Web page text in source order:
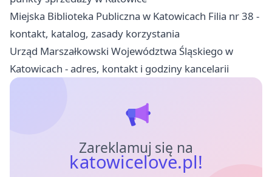
Miejska Biblioteka Publiczna w Katowicach Filia nr 38 -
kontakt, katalog, zasady korzystania
Urząd Marszałkowski Województwa Śląskiego w
Katowicach - adres, kontakt i godziny kancelarii
Zareklamuj się na
katowicelove.pl!